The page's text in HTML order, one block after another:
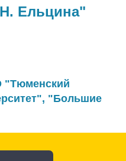
Ельцина"
, "Большие